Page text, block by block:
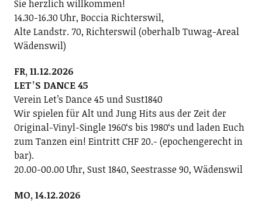
Sie herzlich willkommen!
14.30-16.30 Uhr, Boccia Richterswil,
Alte Landstr. 70, Richterswil (oberhalb Tuwag-Areal
Wädenswil)
FR, 11.12.2026
LETʼS DANCE 45
Verein Letʼs Dance 45 und Sust1840
Wir spielen für Alt und Jung Hits aus der Zeit der
Original-Vinyl-Single 1960ʻs bis 1980ʻs und laden Euch
zum Tanzen ein! Eintritt CHF 20.- (epochengerecht in
bar).
20.00-00.00 Uhr, Sust 1840, Seestrasse 90, Wädenswil
MO, 14.12.2026